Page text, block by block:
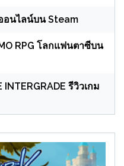
อนไลน์บน Steam
RPG โลกแฟนตาซีบน
INTERGRADE รีวิวเกม